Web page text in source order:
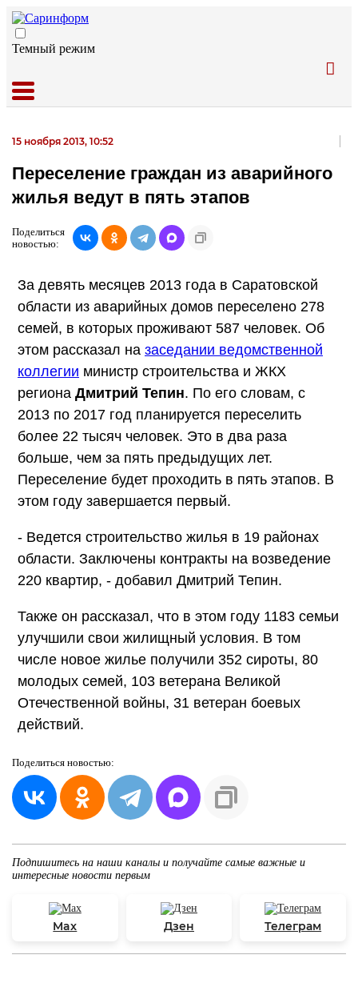
Темный режим
15 ноября 2013, 10:52
Переселение граждан из аварийного
жилья ведут в пять этапов
Поделиться
новостью:
За девять месяцев 2013 года в Саратовской
области из аварийных домов переселено 278
семей, в которых проживают 587 человек. Об
этом рассказал на заседании ведомственной
коллегии министр строительства и ЖКХ
региона Дмитрий Тепин. По его словам, с
2013 по 2017 год планируется переселить
более 22 тысяч человек. Это в два раза
больше, чем за пять предыдущих лет.
Переселение будет проходить в пять этапов. В
этом году завершается первый.
- Ведется строительство жилья в 19 районах
области. Заключены контракты на возведение
220 квартир, - добавил Дмитрий Тепин.
Также он рассказал, что в этом году 1183 семьи
улучшили свои жилищный условия. В том
числе новое жилье получили 352 сироты, 80
молодых семей, 103 ветерана Великой
Отечественной войны, 31 ветеран боевых
действий.
Поделиться новостью:
Подпишитесь на наши каналы и получайте самые важные и
интересные новости первым
Max Дзен Телеграм